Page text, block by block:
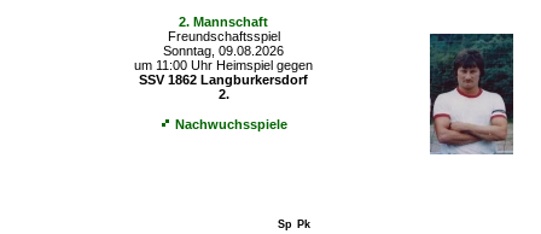
2. Mannschaft
Freundschaftsspiel
Sonntag, 09.08.2026
um 11:00 Uhr Heimspiel gegen
SSV 1862 Langburkersdorf
2.
Nachwuchsspiele
Sp Pk